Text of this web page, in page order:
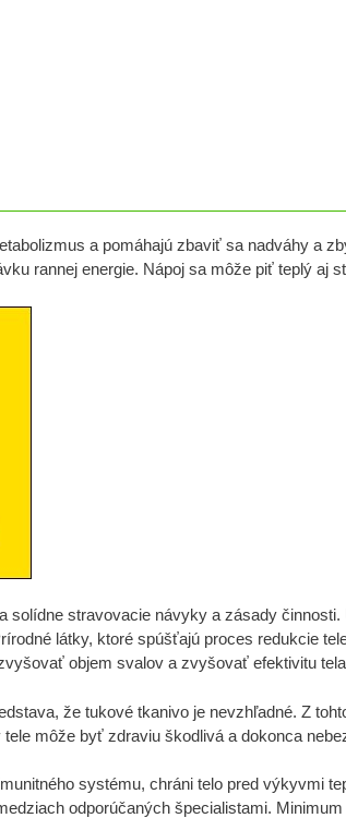
a pomáhajú zbaviť sa nadváhy a
rannej energie. Nápoj sa môže piť teplý aj
solídne stravovacie návyky a zásady činnosti.
látky, ktoré spúšťajú proces redukcie
objem svalov a zvyšovať efektivitu
že tukové tkanivo je nevzhľadné. Z
môže byť zdraviu škodlivá a dokonca
systému, chráni telo pred výkyvmi
odporúčaných špecialistami.